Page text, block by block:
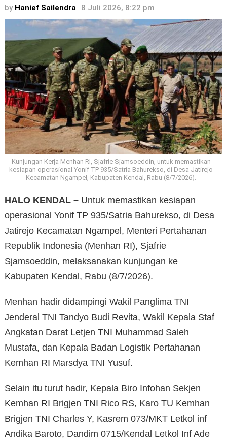
by Hanief Sailendra 8 Juli 2026, 8:22 pm
Kunjungan Kerja Menhan RI, Sjafrie Sjamsoeddin, untuk memastikan
kesiapan operasional Yonif TP 935/Satria Bahurekso, di Desa Jatirejo
Kecamatan Ngampel, Kabupaten Kendal, Rabu (8/7/2026).
HALO KENDAL – Untuk memastikan kesiapan
operasional Yonif TP 935/Satria Bahurekso, di Desa
Jatirejo Kecamatan Ngampel, Menteri Pertahanan
Republik Indonesia (Menhan RI), Sjafrie
Sjamsoeddin, melaksanakan kunjungan ke
Kabupaten Kendal, Rabu (8/7/2026).
Menhan hadir didampingi Wakil Panglima TNI
Jenderal TNI Tandyo Budi Revita, Wakil Kepala Staf
Angkatan Darat Letjen TNI Muhammad Saleh
Mustafa, dan Kepala Badan Logistik Pertahanan
Kemhan RI Marsdya TNI Yusuf.
Selain itu turut hadir, Kepala Biro Infohan Sekjen
Kemhan RI Brigjen TNI Rico RS, Karo TU Kemhan
Brigjen TNI Charles Y, Kasrem 073/MKT Letkol inf
Andika Baroto, Dandim 0715/Kendal Letkol Inf Ade